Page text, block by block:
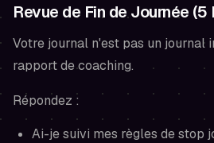
Revue de Fin de Journée
Votre journal n'est pas un journal
rapport de coaching.
Répondez :
Ai-je suivi mes règles de stop